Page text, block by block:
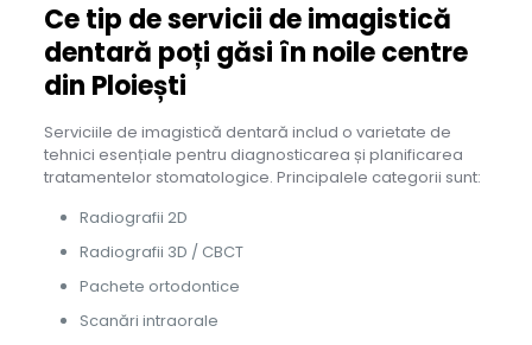
Ce tip de servicii de imagistică
dentară poți găsi în noile centre
din Ploiești
Serviciile de imagistică dentară includ o varietate de
tehnici esențiale pentru diagnosticarea și planificarea
tratamentelor stomatologice. Principalele categorii sunt:
Radiografii 2D
Radiografii 3D / CBCT
Pachete ortodontice
Scanări intraorale